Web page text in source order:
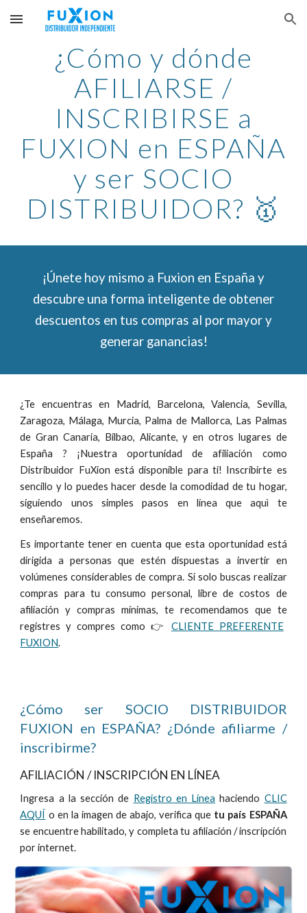
Skip to main content Skip to navigation
¿Cómo y dónde
AFILIARSE /
INSCRIBIRSE a
FUXION en ESPAÑA
y ser SOCIO
DISTRIBUIDOR? 🥇
¡Únete hoy mismo a Fuxion en España y
descubre una forma inteligente de obtener
descuentos en tus compras al por mayor y
generar ganancias!
¿Te encuentras en Madrid, Barcelona, Valencia, Sevilla,
Zaragoza, Málaga, Murcia, Palma de Mallorca, Las Palmas
de Gran Canaria, Bilbao, Alicante, y en otros lugares de
España ? ¡Nuestra oportunidad de afiliación como
Distribuidor FuXion está disponible para ti! Inscribirte es
sencillo y lo puedes hacer desde la comodidad de tu hogar,
siguiendo unos simples pasos en línea que aquì te
enseñaremos.
Es importante tener en cuenta que esta oportunidad está
dirigida a personas que estén dispuestas a invertir en
volúmenes considerables de compra. Si solo buscas realizar
compras para tu consumo personal, libre de costos de
afiliacióny compras mínimas, te recomendamos que te
registres y compres como 👉CLIENTE PREFERENTE
FUXION.
¿Cómo ser SOCIO DISTRIBUIDOR
FUXION en ESPAÑA? ¿Dónde afiliarme /
inscribirme?
AFILIACIÓN / INSCRIPCIÓN EN LÍNEA
Ingresa a la sección de Registro en Línea haciendo CLIC
AQUÍ o en la imagen de abajo, verifica que tu país ESPAÑA
se encuentre habilitado, y completa tu afiliación / inscripción
por internet.